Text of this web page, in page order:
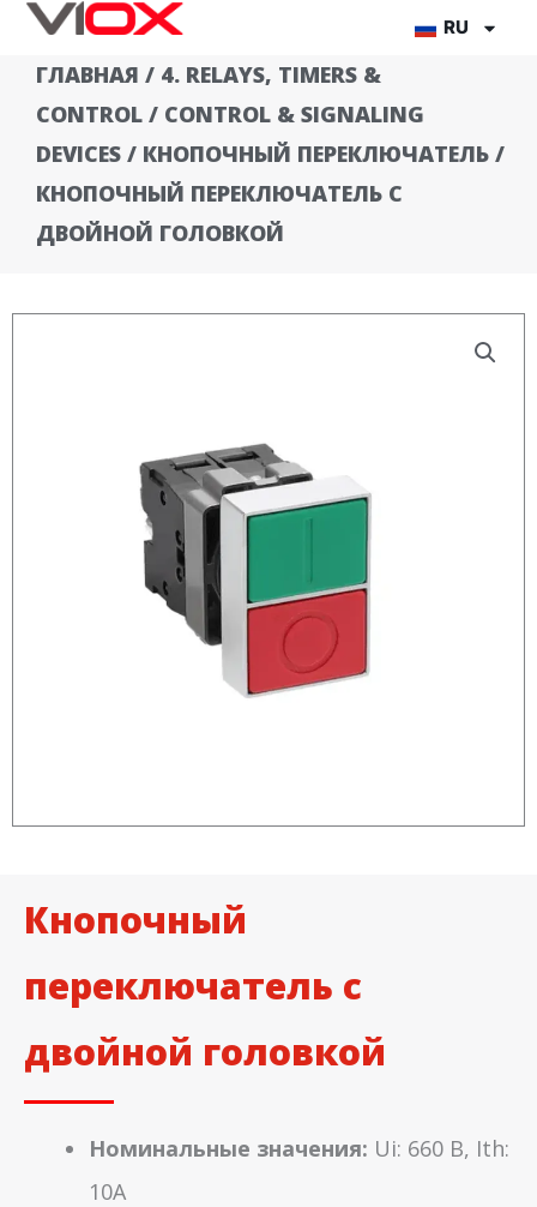
Перейти
содержимому
RU
ГЛАВНАЯ / 4. RELAYS, TIMERS &
CONTROL / CONTROL & SIGNALING
DEVICES / КНОПОЧНЫЙ ПЕРЕКЛЮЧАТЕЛЬ /
КНОПОЧНЫЙ ПЕРЕКЛЮЧАТЕЛЬ С
ДВОЙНОЙ ГОЛОВКОЙ
Кнопочный
переключатель с
двойной головкой
Номинальные значения: Ui: 660 В, Ith:
10A